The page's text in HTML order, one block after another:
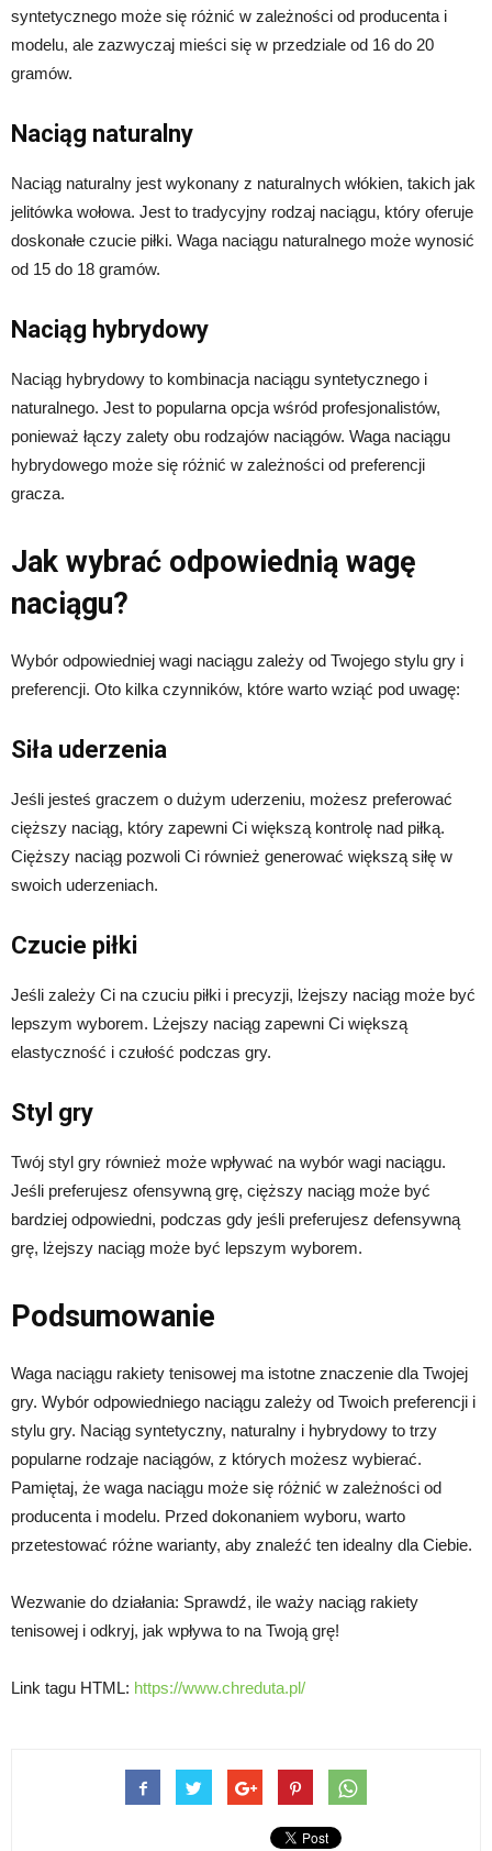
syntetycznego może się różnić w zależności od producenta i
modelu, ale zazwyczaj mieści się w przedziale od 16 do 20
gramów.
Naciąg naturalny
Naciąg naturalny jest wykonany z naturalnych włókien, takich jak
jelitówka wołowa. Jest to tradycyjny rodzaj naciągu, który oferuje
doskonałe czucie piłki. Waga naciągu naturalnego może wynosić
od 15 do 18 gramów.
Naciąg hybrydowy
Naciąg hybrydowy to kombinacja naciągu syntetycznego i
naturalnego. Jest to popularna opcja wśród profesjonalistów,
ponieważ łączy zalety obu rodzajów naciągów. Waga naciągu
hybrydowego może się różnić w zależności od preferencji
gracza.
Jak wybrać odpowiednią wagę
naciągu?
Wybór odpowiedniej wagi naciągu zależy od Twojego stylu gry i
preferencji. Oto kilka czynników, które warto wziąć pod uwagę:
Siła uderzenia
Jeśli jesteś graczem o dużym uderzeniu, możesz preferować
cięższy naciąg, który zapewni Ci większą kontrolę nad piłką.
Cięższy naciąg pozwoli Ci również generować większą siłę w
swoich uderzeniach.
Czucie piłki
Jeśli zależy Ci na czuciu piłki i precyzji, lżejszy naciąg może być
lepszym wyborem. Lżejszy naciąg zapewni Ci większą
elastyczność i czułość podczas gry.
Styl gry
Twój styl gry również może wpływać na wybór wagi naciągu.
Jeśli preferujesz ofensywną grę, cięższy naciąg może być
bardziej odpowiedni, podczas gdy jeśli preferujesz defensywną
grę, lżejszy naciąg może być lepszym wyborem.
Podsumowanie
Waga naciągu rakiety tenisowej ma istotne znaczenie dla Twojej
gry. Wybór odpowiedniego naciągu zależy od Twoich preferencji i
stylu gry. Naciąg syntetyczny, naturalny i hybrydowy to trzy
popularne rodzaje naciągów, z których możesz wybierać.
Pamiętaj, że waga naciągu może się różnić w zależności od
producenta i modelu. Przed dokonaniem wyboru, warto
przetestować różne warianty, aby znaleźć ten idealny dla Ciebie.
Wezwanie do działania: Sprawdź, ile waży naciąg rakiety
tenisowej i odkryj, jak wpływa to na Twoją grę!
Link tagu HTML: https://www.chreduta.pl/